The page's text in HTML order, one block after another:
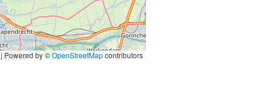
|Powered by ©OpenStreetMapcontributors